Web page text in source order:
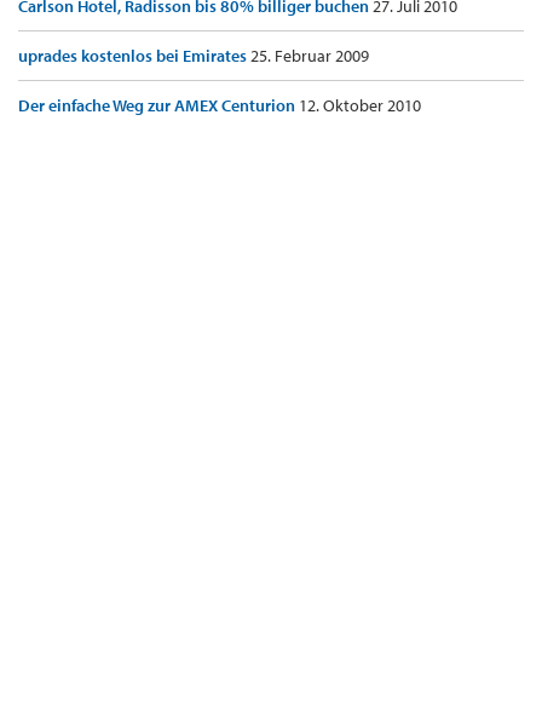
Carlson Hotel, Radisson bis 80% billiger buchen27. Juli 2010
uprades kostenlos bei Emirates25. Februar 2009
Der einfache Weg zur AMEX Centurion 12. Oktober 2010